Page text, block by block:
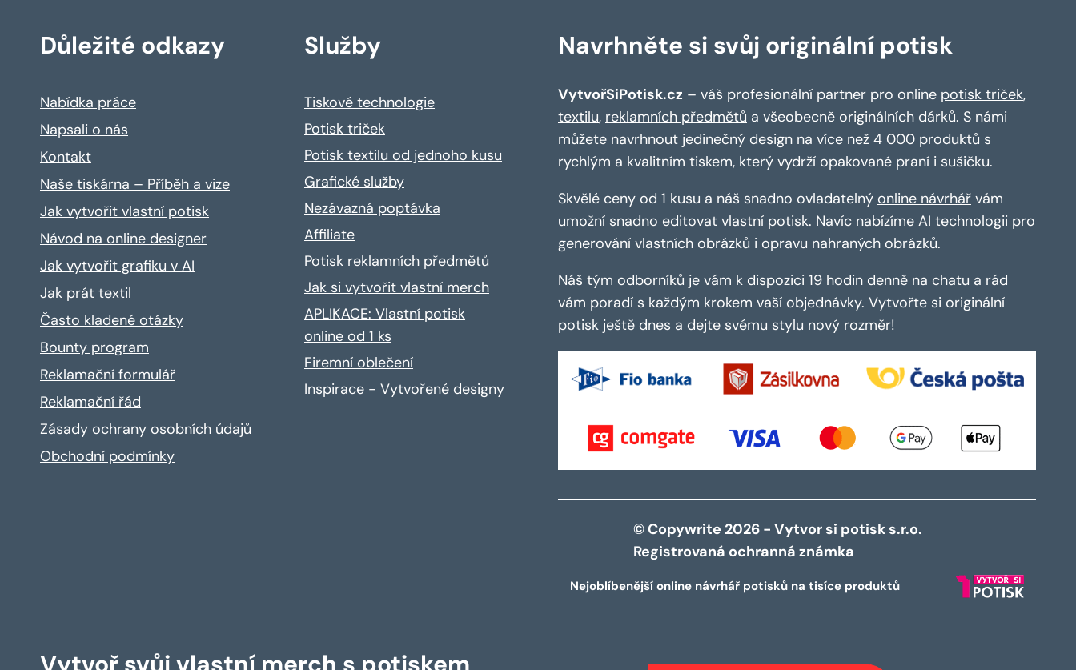
Důležité odkazy
Nabídka práce
Napsali o nás
Kontakt
Naše tiskárna – Příběh a vize
Jak vytvořit vlastní potisk
Návod na online designer
Jak vytvořit grafiku v AI
Jak prát textil
Často kladené otázky
Bounty program
Reklamační formulář
Reklamační řád
Zásady ochrany osobních údajů
Obchodní podmínky
Služby
Tiskové technologie
Potisk triček
Potisk textilu od jednoho kusu
Grafické služby
Nezávazná poptávka
Affiliate
Potisk reklamních předmětů
Jak si vytvořit vlastní merch
APLIKACE: Vlastní potisk
online od 1 ks
Firemní oblečení
Inspirace - Vytvořené designy
Navrhněte si svůj originální potisk
VytvořSiPotisk.cz – váš profesionální partner pro online potisk triček,
textilu, reklamních předmětů a všeobecně originálních dárků. S námi
můžete navrhnout jedinečný design na více než 4 000 produktů s
rychlým a kvalitním tiskem, který vydrží opakované praní i sušičku.
Skvělé ceny od 1 kusu a náš snadno ovladatelný online návrhář vám
umožní snadno editovat vlastní potisk. Navíc nabízíme AI technologii pro
generování vlastních obrázků i opravu nahraných obrázků.
Náš tým odborníků je vám k dispozici 19 hodin denně na chatu a rád
vám poradí s každým krokem vaší objednávky. Vytvořte si originální
potisk ještě dnes a dejte svému stylu nový rozměr!
© Copywrite 2026 - Vytvor si potisk s.r.o.
Registrovaná ochranná známka
Nejoblíbenější online návrhář potisků na tisíce produktů